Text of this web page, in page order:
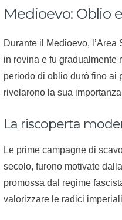
Medioevo: Oblio
Durante il Medioevo,
in rovina e fu gradualmente
periodo di oblio durò fino ai
rivelarono la sua
La riscoperta
Le prime campagne di
secolo, furono motivate
promossa dal regime
valorizzare le radici